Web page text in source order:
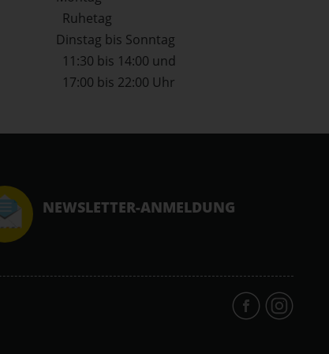
Ruhetag
Dinstag bis Sonntag
11:30 bis 14:00 und
17:00 bis 22:00 Uhr
NEWSLETTER-ANMELDUNG